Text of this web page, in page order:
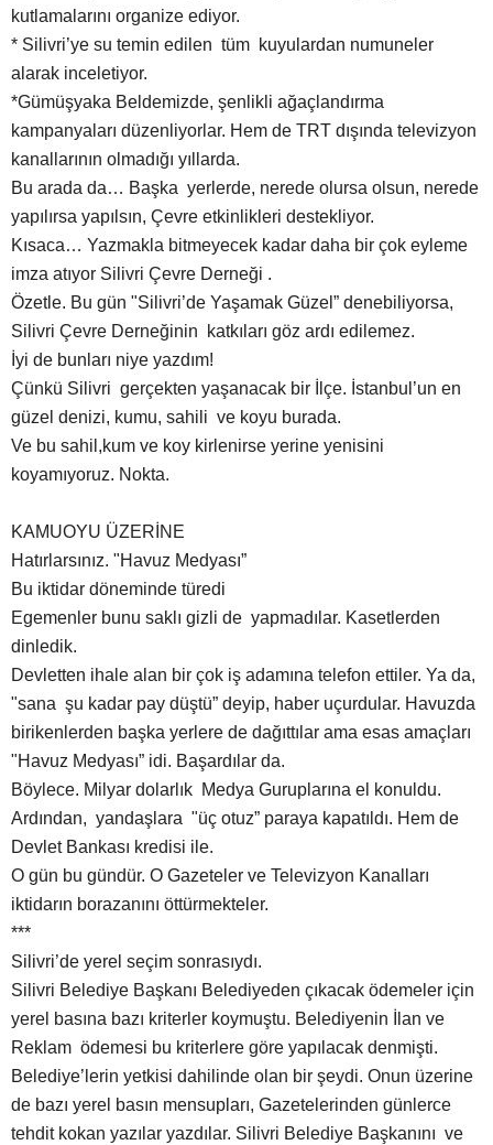
kutlamalarını organize ediyor.
* Silivri’ye su temin edilen tüm kuyulardan numuneler
alarak inceletiyor.
*Gümüşyaka Beldemizde, şenlikli ağaçlandırma
kampanyaları düzenliyorlar. Hem de TRT dışında televizyon
kanallarının olmadığı yıllarda.
Bu arada da… Başka yerlerde, nerede olursa olsun, nerede
yapılırsa yapılsın, Çevre etkinlikleri destekliyor.
Kısaca… Yazmakla bitmeyecek kadar daha bir çok eyleme
imza atıyor Silivri Çevre Derneği .
Özetle. Bu gün "Silivri’de Yaşamak Güzel” denebiliyorsa,
Silivri Çevre Derneğinin katkıları göz ardı edilemez.
İyi de bunları niye yazdım!
Çünkü Silivri gerçekten yaşanacak bir İlçe. İstanbul’un en
güzel denizi, kumu, sahili ve koyu burada.
Ve bu sahil,kum ve koy kirlenirse yerine yenisini
koyamıyoruz. Nokta.
KAMUOYU ÜZERİNE
Hatırlarsınız. "Havuz Medyası”
Bu iktidar döneminde türedi
Egemenler bunu saklı gizli de yapmadılar. Kasetlerden
dinledik.
Devletten ihale alan bir çok iş adamına telefon ettiler. Ya da,
"sana şu kadar pay düştü” deyip, haber uçurdular. Havuzda
birikenlerden başka yerlere de dağıttılar ama esas amaçları
"Havuz Medyası” idi. Başardılar da.
Böylece. Milyar dolarlık Medya Guruplarına el konuldu.
Ardından, yandaşlara "üç otuz” paraya kapatıldı. Hem de
Devlet Bankası kredisi ile.
O gün bu gündür. O Gazeteler ve Televizyon Kanalları
iktidarın borazanını öttürmekteler.
***
Silivri’de yerel seçim sonrasıydı.
Silivri Belediye Başkanı Belediyeden çıkacak ödemeler için
yerel basına bazı kriterler koymuştu. Belediyenin İlan ve
Reklam ödemesi bu kriterlere göre yapılacak denmişti.
Belediye’lerin yetkisi dahilinde olan bir şeydi. Onun üzerine
de bazı yerel basın mensupları, Gazetelerinden günlerce
tehdit kokan yazılar yazdılar. Silivri Belediye Başkanını ve